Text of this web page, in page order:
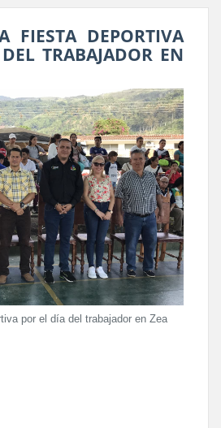
FIESTA DEPORTIVA
TRABAJADOR EN
por el día del trabajador en Zea